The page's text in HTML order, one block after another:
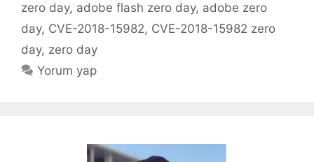
zero day, adobe flash zero day, adobe zero
day, CVE-2018-15982, CVE-2018-15982 zero
day, zero day
Yorum yap